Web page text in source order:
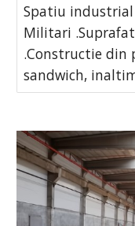
Spatiu
Militari
.Constructie
sandwich,